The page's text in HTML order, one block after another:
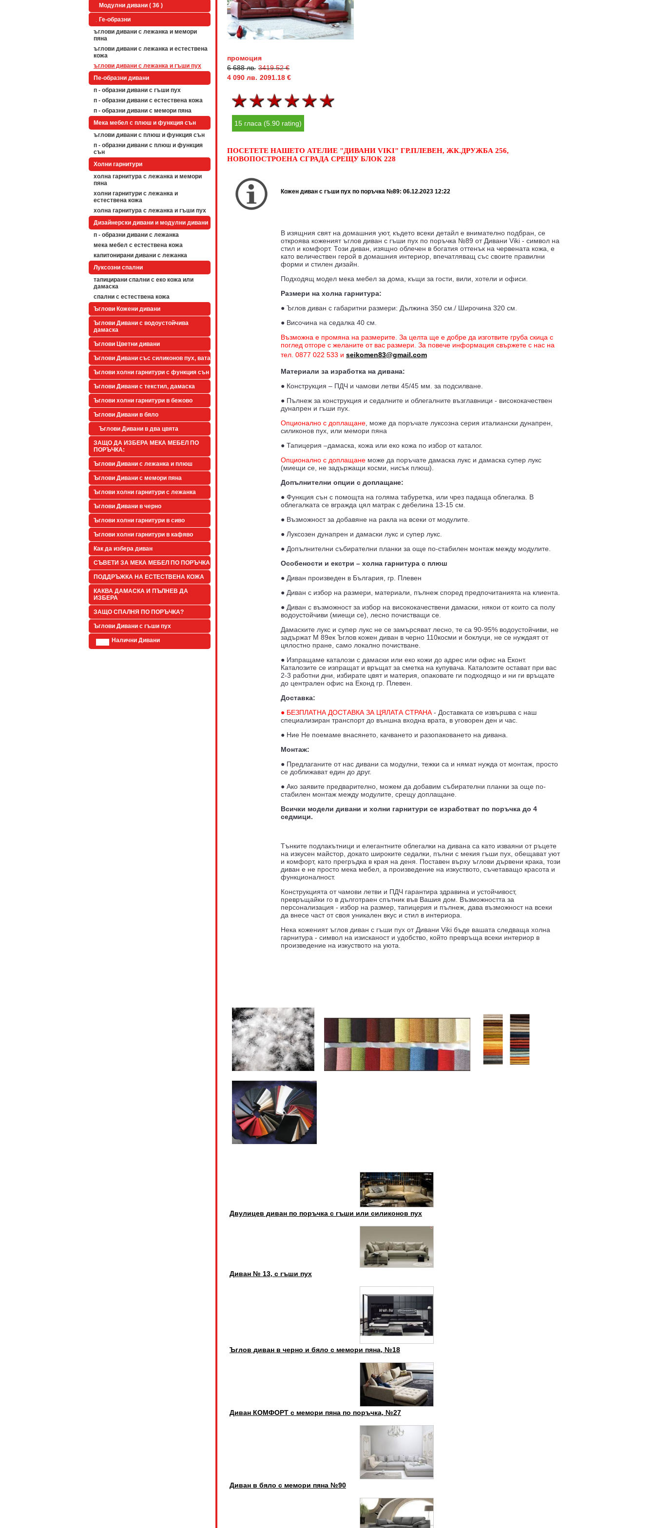
Модулни дивани ( 36 )
Ге-образни
ъглови дивани с лежанка и мемори
пяна
ъглови дивани с лежанка и естествена
кожа
ъглови дивани с лежанка и гъши пух
Пе-образни дивани
п - образни дивани с гъши пух
п - образни дивани с естествена кожа
п - образни дивани с мемори пяна
Мека мебел с плюш и функция сън
ъглови дивани с плюш и функция сън
п - образни дивани с плюш и функция
сън
Холни гарнитури
холна гарнитура с лежанка и мемори
пяна
холни гарнитури с лежанка и
естествена кожа
холна гарнитура с лежанка и гъши пух
Дизайнерски дивани и модулни дивани
п - образни дивани с лежанка
мека мебел с естествена кожа
капитонирани дивани с лежанка
Луксозни спални
тапицирани спални с еко кожа или
дамаска
спални с естествена кожа
Ъглови Кожени дивани
Ъглови Дивани с водоустойчива
дамаска
Ъглови Цветни дивани
Ъглови Дивани със силиконов пух, вата
Ъглови холни гарнитури с функция сън
Ъглови Дивани с текстил, дамаска
Ъглови холни гарнитури в бежово
Ъглови Дивани в бяло
Ъглови Дивани в два цвята
ЗАЩО ДА ИЗБЕРА МЕКА МЕБЕЛ ПО
ПОРЪЧКА:
Ъглови Дивани с лежанка и плюш
Ъглови Дивани с мемори пяна
Ъглови холни гарнитури с лежанка
Ъглови Дивани в черно
Ъглови холни гарнитури в сиво
Ъглови холни гарнитури в кафяво
Как да избера диван
СЪВЕТИ ЗА МЕКА МЕБЕЛ ПО ПОРЪЧКА
ПОДДРЪЖКА НА ЕСТЕСТВЕНА КОЖА
КАКВА ДАМАСКА И ПЪЛНЕВ ДА
ИЗБЕРА
ЗАЩО СПАЛНЯ ПО ПОРЪЧКА?
Ъглови Дивани с гъши пух
Налични Дивани
промоция
6 688 лв. 3419.52 €
4 090 лв. 2091.18 €
15 гласа (5.90 rating)
ПОСЕТЕТЕ НАШЕТО АТЕЛИЕ "ДИВАНИ VIKI" ГР.ПЛЕВЕН, ЖК.ДРУЖБА 256,
НОВОПОСТРОЕНА СГРАДА СРЕЩУ БЛОК 228
Кожен диван с гъши пух по поръчка №89: 06.12.2023 12:22
В изящния свят на домашния уют, където всеки детайл е внимателно подбран, се
откроява коженият ъглов диван с гъши пух по поръчка №89 от Дивани Viki - символ на
стил и комфорт. Този диван, изящно облечен в богатия оттенък на червената кожа, е
като величествен герой в домашния интериор, впечатляващ със своите правилни
форми и стилен дизайн.
Подходящ модел мека мебел за дома, къщи за гости, вили, хотели и офиси.
Размери на холна гарнитура:
● Ъглов диван с габаритни размери: Дължина 350 см./ Широчина 320 см.
● Височина на седалка 40 см.
Възможна е промяна на размерите. За целта ще е добре да изготвите груба скица с
поглед отгоре с желаните от вас размери. За повече информация свържете с нас на
тел. 0877 022 533 и seikomen83@gmail.com
Материали за изработка на дивана:
● Конструкция – ПДЧ и чамови летви 45/45 мм. за подсилване.
● Пълнеж за конструкция и седалните и облегалните възглавници - висококачествен
дунапрен и гъши пух.
Опционално с доплащане , може да поръчате луксозна серия италиански дунапрен,
силиконов пух, или мемори пяна
● Тапицерия –дамаска, кожа или еко кожа по избор от каталог.
Опционално с доплащане може да поръчате дамаска лукс и дамаска супер лукс
(миещи се, не задържащи косми, нисък плюш).
Допълнителни опции с доплащане:
● Функция сън с помощта на голяма табуретка, или чрез падаща облегалка. В
облегалката се вгражда цял матрак с дебелина 13-15 см.
● Възможност за добавяне на ракла на всеки от модулите.
● Луксозен дунапрен и дамаски лукс и супер лукс.
● Допълнителни събирателни планки за още по-стабилен монтаж между модулите.
Особености и екстри – холна гарнитура с плюш
● Диван произведен в България, гр. Плевен
● Диван с избор на размери, материали, пълнеж според предпочитанията на клиента.
● Диван с възможност за избор на висококачествени дамаски, някои от които са полу
водоустойчиви (миещи се), лесно почистващи се.
Дамаските лукс и супер лукс не се замърсяват лесно, те са 90-95% водоустойчиви, не
задържат М 89ек Ъглов кожен диван в черно 110косми и боклуци, не се нуждаят от
цялостно пране, само локално почистване.
● Изпращаме каталози с дамаски или еко кожи до адрес или офис на Еконт.
Каталозите се изпращат и връщат за сметка на купувача. Каталозите остават при вас
2-3 работни дни, избирате цвят и материя, опаковате ги подходящо и ни ги връщате
до централен офис на Еконд гр. Плевен.
Доставка:
● БЕЗПЛАТНА ДОСТАВКА ЗА ЦЯЛАТА СТРАНА - Доставката се извършва с наш
специализиран транспорт до външна входна врата, в уговорен ден и час.
● Ние Не поемаме внасянето, качването и разопаковането на дивана.
Монтаж:
● Предлаганите от нас дивани са модулни, тежки са и нямат нужда от монтаж, просто
се доближават един до друг.
● Ако заявите предварително, можем да добавим събирателни планки за още по-
стабилен монтаж между модулите, срещу доплащане.
Всички модели дивани и холни гарнитури се изработват по поръчка до 4
седмици.
Тънките подлакътници и елегантните облегалки на дивана са като изваяни от ръцете
на изкусен майстор, докато широките седалки, пълни с мекия гъши пух, обещават уют
и комфорт, като прегръдка в края на деня. Поставен върху ъглови дървени крака, този
диван е не просто мека мебел, а произведение на изкуството, съчетаващо красота и
функционалност.
Конструкцията от чамови летви и ПДЧ гарантира здравина и устойчивост,
превръщайки го в дълготраен спътник във Вашия дом. Възможността за
персонализация - избор на размер, тапицерия и пълнеж, дава възможност на всеки
да внесе част от своя уникален вкус и стил в интериора.
Нека коженият ъглов диван с гъши пух от Дивани Viki бъде вашата следваща холна
гарнитура - символ на изисканост и удобство, който превръща всеки интериор в
произведение на изкуството на уюта.
Двулицев диван по поръчка с гъши или силиконов пух
Диван № 13, с гъши пух
Ъглов диван в черно и бяло с мемори пяна, №18
Диван КОМФОРТ с мемори пяна по поръчка, №27
Диван в бяло с мемори пяна №90